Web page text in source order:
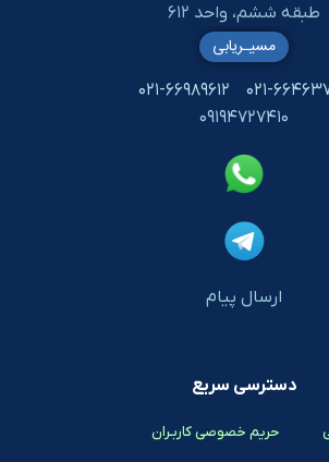
طبقه ششم، واحد ۶۱۲
۶۶۴۶۳۷۲۸
۰۲۱-۶۶۹۸۹۶۱۲
۰۹۱۹۴۷۲۷۴۱۰
ارسال پیام
مسیـریابی
دسترسی سریع
حریم خصوصی کاربـران